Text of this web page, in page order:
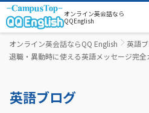
オンライン英会話なら
QQEnglish
オンライン英会話ならQQ English
英語
退職・異動時に使える英語メッセージ完全
英語ブログ